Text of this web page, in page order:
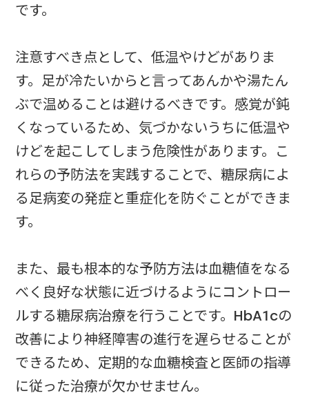
です。
注意すべき点として、低温やけどがありま
す。足が冷たいからと言ってあんかや湯たん
ぶで温めることは避けるべきです。感覚が鈍
くなっているため、気づかないうちに低温や
けどを起こしてしまう危険性があります。こ
れらの予防法を実践することで、糖尿病によ
る足病変の発症と重症化を防ぐことができま
す。
また、最も根本的な予防方法は血糖値をなる
べく良好な状態に近づけるようにコントロー
ルする糖尿病治療を行うことです。HbA1cの
改善により神経障害の進行を遅らせることが
できるため、定期的な血糖検査と医師の指導
に従った治療が欠かせません。